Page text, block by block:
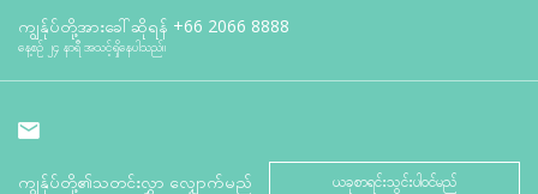
ကျွန်ုပ်တို့အားခေါ်ဆိုရန် +66 2066 8888
နေ့စဉ် ၂၄ နာရီ အသင့်ရှိနေပါသည်။
ကျွန်ုပ်တို့၏သတင်းလွှာ လျှောက်မည် ယခုစာရင်းသွင်းပါဝင်မည်